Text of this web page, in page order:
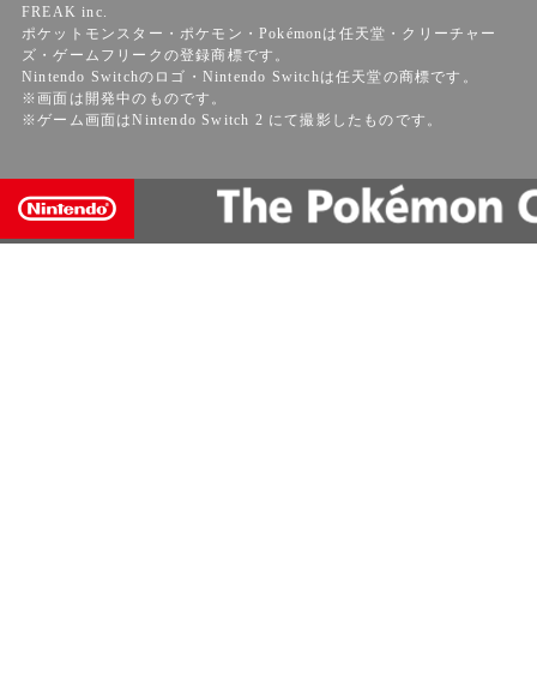
FREAK inc.
ポケットモンスター・ポケモン・Pokémonは任天堂・クリーチャー
ズ・ゲームフリークの登録商標です。
Nintendo Switchのロゴ・Nintendo Switchは任天堂の商標です。
※画面は開発中のものです。
※ゲーム画面はNintendo Switch 2 にて撮影したものです。